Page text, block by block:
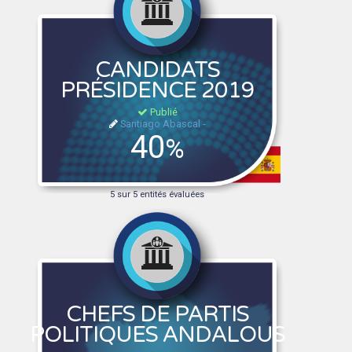
CANDIDATS
PRÉSIDENCE 2019
Publié
Santiago Abascal -
40%
5 sur 5 entités évaluées
CHEFS DE PARTIS
POLITIQUES ANDALOUS